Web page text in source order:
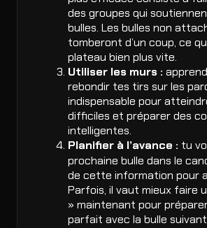
des groupes qui
bulles. Les bulles non
tomberont d’un coup, ce
plateau bien plus vite.
Utiliser les murs :
rebondir tes tirs sur les
indispensable pour
difficiles et préparer des
intelligentes.
Planifier à l’avance : tu
prochaine bulle dans le
de cette information pour
Parfois, il vaut mieux faire
» maintenant pour
parfait avec la bulle